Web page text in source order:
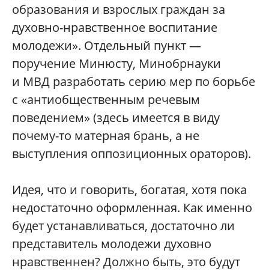
образования и взрослых граждан за
духовно-нравственное воспитание
молодежи». Отдельный пункт —
поручение Минюсту, Минобрнауки
и МВД разработать серию мер по борьбе
с «антиобщественным речевым
поведением» (здесь имеется в виду
почему-то матерная брань, а не
выступления оппозиционных ораторов).
Идея, что и говорить, богатая, хотя пока
недостаточно оформленная. Как именно
будет устанавливаться, достаточно ли
представитель молодежи духовно
нравственнен? Должно быть, это будут